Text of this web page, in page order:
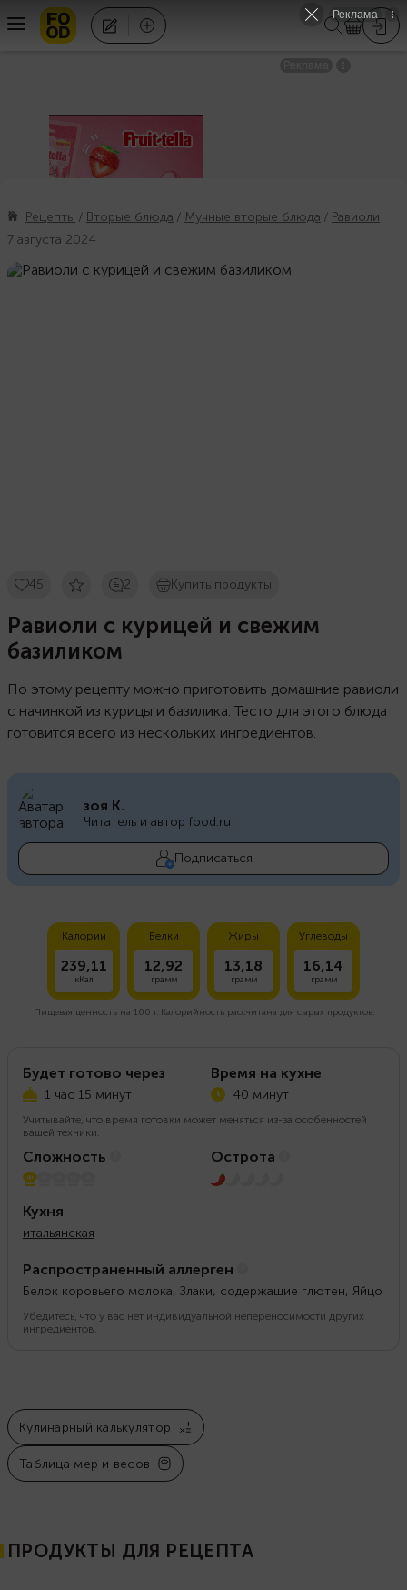
Рецепты Вторые блюда Мучные вторые блюда
Равиоли
7 августа 2024
45 2 Купить продукты
Равиоли с курицей и свежим
базиликом
По этому рецепту можно приготовить домашние равиоли
с начинкой из курицы и базилика. Тесто для этого блюда
готовится всего из нескольких ингредиентов.
зоя К.
Читатель и автор food.ru
Подписаться
Калории
239,11
кКал
Белки
12,92
грамм
Жиры
13,18
грамм
Углеводы
16,14
грамм
Пищевая ценность на 100 г. Калорийность рассчитана для сырых продуктов.
Будет готово через
1 час 15 минут
Время на кухне
40 минут
Учитывайте, что время готовки может меняться из-за особенностей
вашей техники.
Сложность
1 из 5
Острота
1 из 5
Кухня
итальянская
Распространенный аллерген
Белок коровьего молока, Злаки, содержащие глютен, Яйцо
Убедитесь, что у вас нет индивидуальной непереносимости других
ингредиентов.
Кулинарный калькулятор
Таблица мер и весов
ПРОДУКТЫ ДЛЯ РЕЦЕПТА